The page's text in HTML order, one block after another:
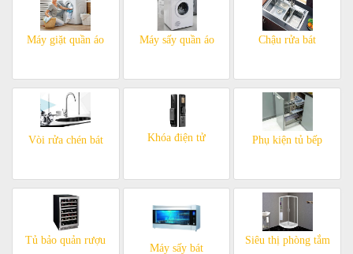
Máy giặt quần áo Máy sấy quần áo Chậu rửa bát
Vòi rửa chén bát Khóa điện tử Phụ kiện tủ bếp
Tủ bảo quản rượu
Máy sấy bát
Siêu thị phòng tắm